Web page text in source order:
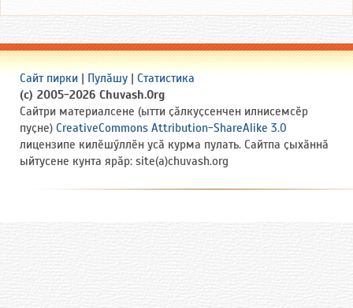
Сайт пирки | Пулӑшу | Статистика
(c) 2005-2026 Chuvash.Org
Сайтри материалсене (ытти ҫӑлкуҫсенчен илнисемсӗр
пуҫне) CreativeCommons Attribution-ShareAlike 3.0
лицензипе килӗшӳллӗн усӑ курма пулать. Сайтпа ҫыхӑннӑ
ыйтусене кунта ярӑр: site(a)chuvash.org